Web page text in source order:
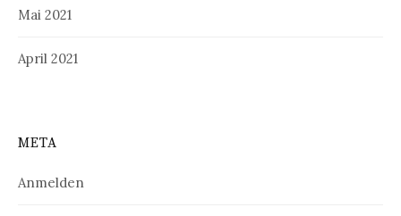
Mai 2021
April 2021
META
Anmelden